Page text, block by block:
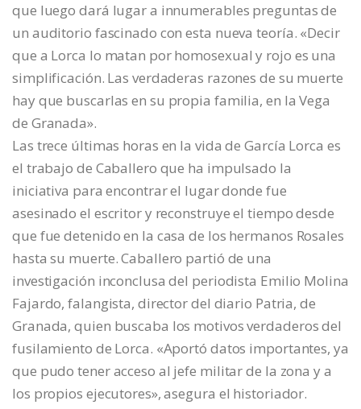
que luego dará lugar a innumerables preguntas de
un auditorio fascinado con esta nueva teoría. «Decir
que a Lorca lo matan por homosexual y rojo es una
simplificación. Las verdaderas razones de su muerte
hay que buscarlas en su propia familia, en la Vega
de Granada».
Las trece últimas horas en la vida de García Lorca es
el trabajo de Caballero que ha impulsado la
iniciativa para encontrar el lugar donde fue
asesinado el escritor y reconstruye el tiempo desde
que fue detenido en la casa de los hermanos Rosales
hasta su muerte. Caballero partió de una
investigación inconclusa del periodista Emilio Molina
Fajardo, falangista, director del diario Patria, de
Granada, quien buscaba los motivos verdaderos del
fusilamiento de Lorca. «Aportó datos importantes, ya
que pudo tener acceso al jefe militar de la zona y a
los propios ejecutores», asegura el historiador.